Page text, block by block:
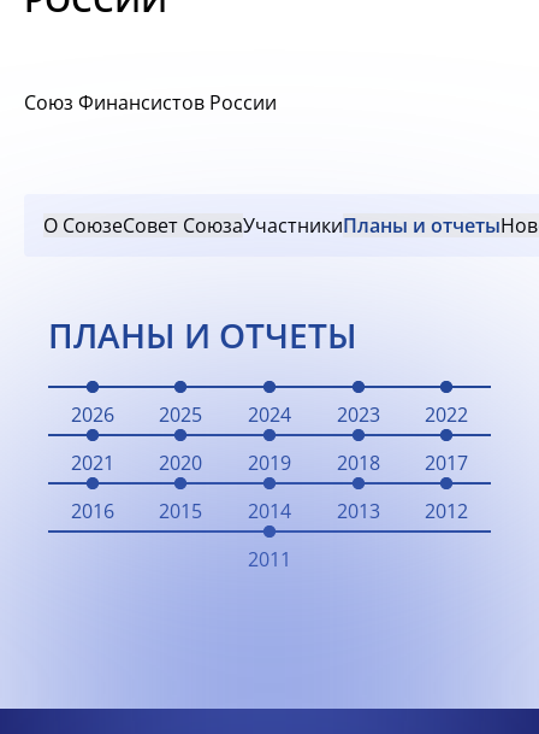
Союз Финансистов России
О СоюзеСовет СоюзаУчастникиПланы и отчеты
ПЛАНЫ И ОТЧЕТЫ
2026 2025 2024 2023
2022
2021
2020 2019 2018
2017
2016
2015 2014 2013
2012
2011